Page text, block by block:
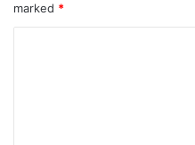
marked *